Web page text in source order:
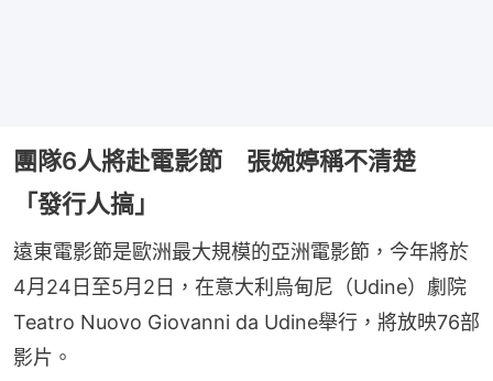
團隊6人將赴電影節 張婉婷稱不清楚
「發行人搞」
遠東電影節是歐洲最大規模的亞洲電影節，今年將於
4月24日至5月2日，在意大利烏甸尼（Udine）劇院
Teatro Nuovo Giovanni da Udine舉行，將放映76部
影片。